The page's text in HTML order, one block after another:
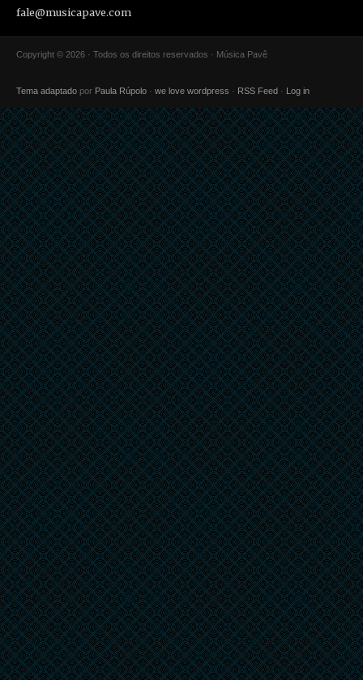
fale@musicapave.com
Copyright © 2026 · Todos os direitos reservados · Música Pavê
Tema adaptado por Paula Rúpolo · we love wordpress · RSS Feed · Log in